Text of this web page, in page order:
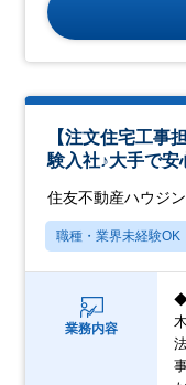
【注文住宅工事
験入社♪大手で
住友不動産ハウジ
職種・業界未経験OK
業務内容